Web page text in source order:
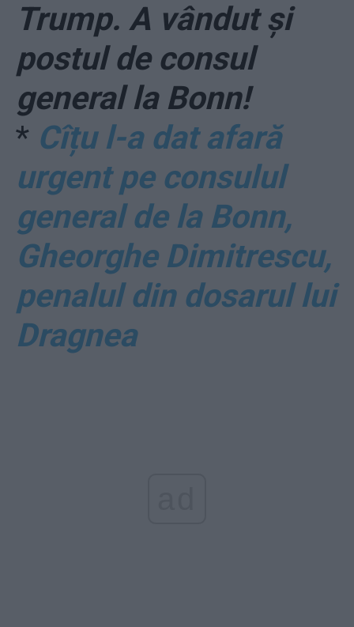
Trump. A vândut și
postul de consul
general la Bonn!
* Cîțu l-a dat afară
urgent pe consulul
general de la Bonn,
Gheorghe Dimitrescu,
penalul din dosarul lui
Dragnea